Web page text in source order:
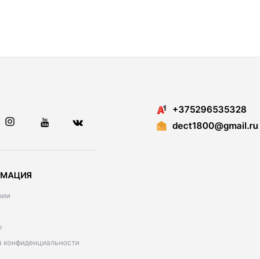
конфиденциальности
+375296535328
dect1800@gmail.ru